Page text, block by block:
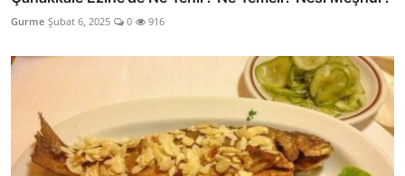
Gurme Şubat 6, 2025 0 916